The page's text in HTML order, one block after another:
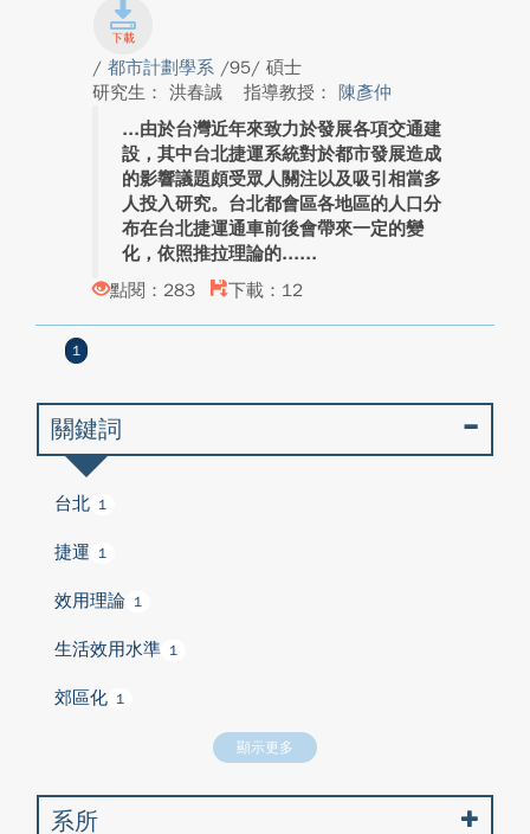
/ 都市計劃學系 /95/ 碩士
研究生： 洪春誠
指導教授： 陳彥仲
由於台灣近年來致力於發展各項交通建
設，其中台北捷運系統對於都市發展造成
的影響議題頗受眾人關注以及吸引相當多
人投入研究。台北都會區各地區的人口分
布在台北捷運通車前後會帶來一定的變
化，依照推拉理論的...
點閱：283
下載：12
1
關鍵詞
台北 1
捷運 1
效用理論 1
生活效用水準 1
郊區化 1
顯示更多
系所